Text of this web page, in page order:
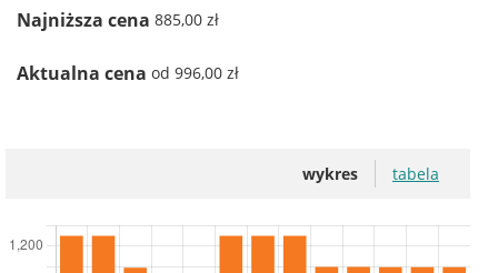
Najniższa cena 885,00 zł
Aktualna cena od 996,00 zł
wykres tabela